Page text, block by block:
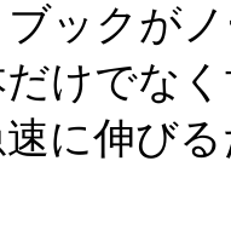
ックが
けでな
に伸び